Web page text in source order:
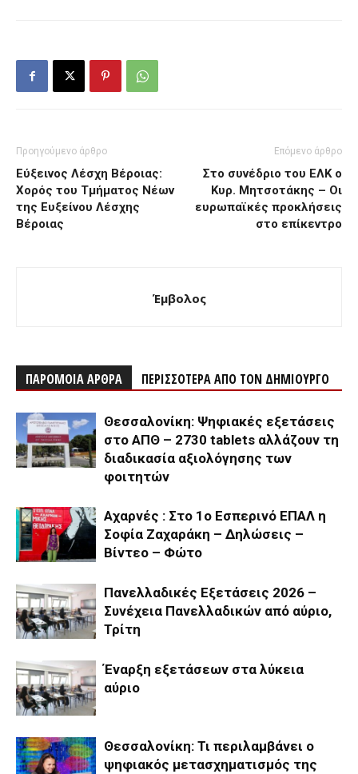
Προηγούμενο άρθρο
Εύξεινος Λέσχη Βέροιας:
Χορός του Τμήματος Νέων
της Ευξείνου Λέσχης
Βέροιας
Επόμενο άρθρο
Στο συνέδριο του ΕΛΚ ο
Κυρ. Μητσοτάκης – Οι
ευρωπαϊκές προκλήσεις
στο επίκεντρο
Έμβολος
ΠΑΡΟΜΟΙΑ ΑΡΘΡΑ ΠΕΡΙΣΣΟΤΕΡΑ ΑΠΟ ΤΟΝ ΔΗΜΙΟΥΡΓΟ
Θεσσαλονίκη: Ψηφιακές εξετάσεις
στο ΑΠΘ – 2730 tablets αλλάζουν τη
διαδικασία αξιολόγησης των
φοιτητών
Αχαρνές : Στο 1ο Εσπερινό ΕΠΑΛ η
Σοφία Ζαχαράκη – Δηλώσεις –
Βίντεο – Φώτο
Πανελλαδικές Εξετάσεις 2026 –
Συνέχεια Πανελλαδικών από αύριο,
Τρίτη
Έναρξη εξετάσεων στα λύκεια
αύριο
Θεσσαλονίκη: Τι περιλαμβάνει ο
ψηφιακός μετασχηματισμός της